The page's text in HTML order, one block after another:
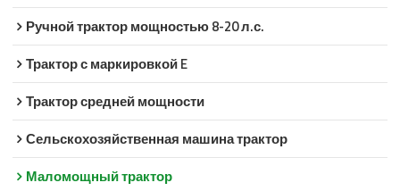
Ручной трактор мощностью 8-20 л.с.
Трактор с маркировкой E
Трактор средней мощности
Сельскохозяйственная машина трактор
Маломощный трактор